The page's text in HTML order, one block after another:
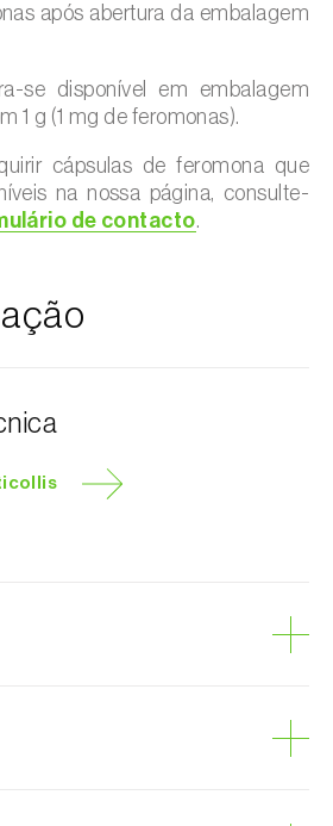
após abertura da embalagem
se disponível em embalagem
1 g (1 mg de feromonas).
cápsulas de feromona que
na nossa página, consulte-
de contacto.
doce